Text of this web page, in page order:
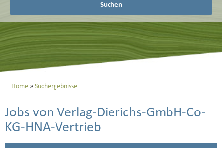
Suchen
Home Suchergebnisse
Jobs von Verlag-Dierichs-GmbH-Co-
KG-HNA-Vertrieb